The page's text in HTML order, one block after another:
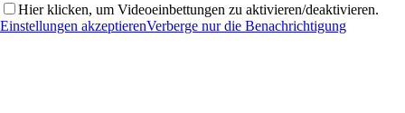
Hier klicken, um Videoeinbettungen zu aktivieren/deaktivieren.
Einstellungen akzeptierenVerberge nur die Benachrichtigung